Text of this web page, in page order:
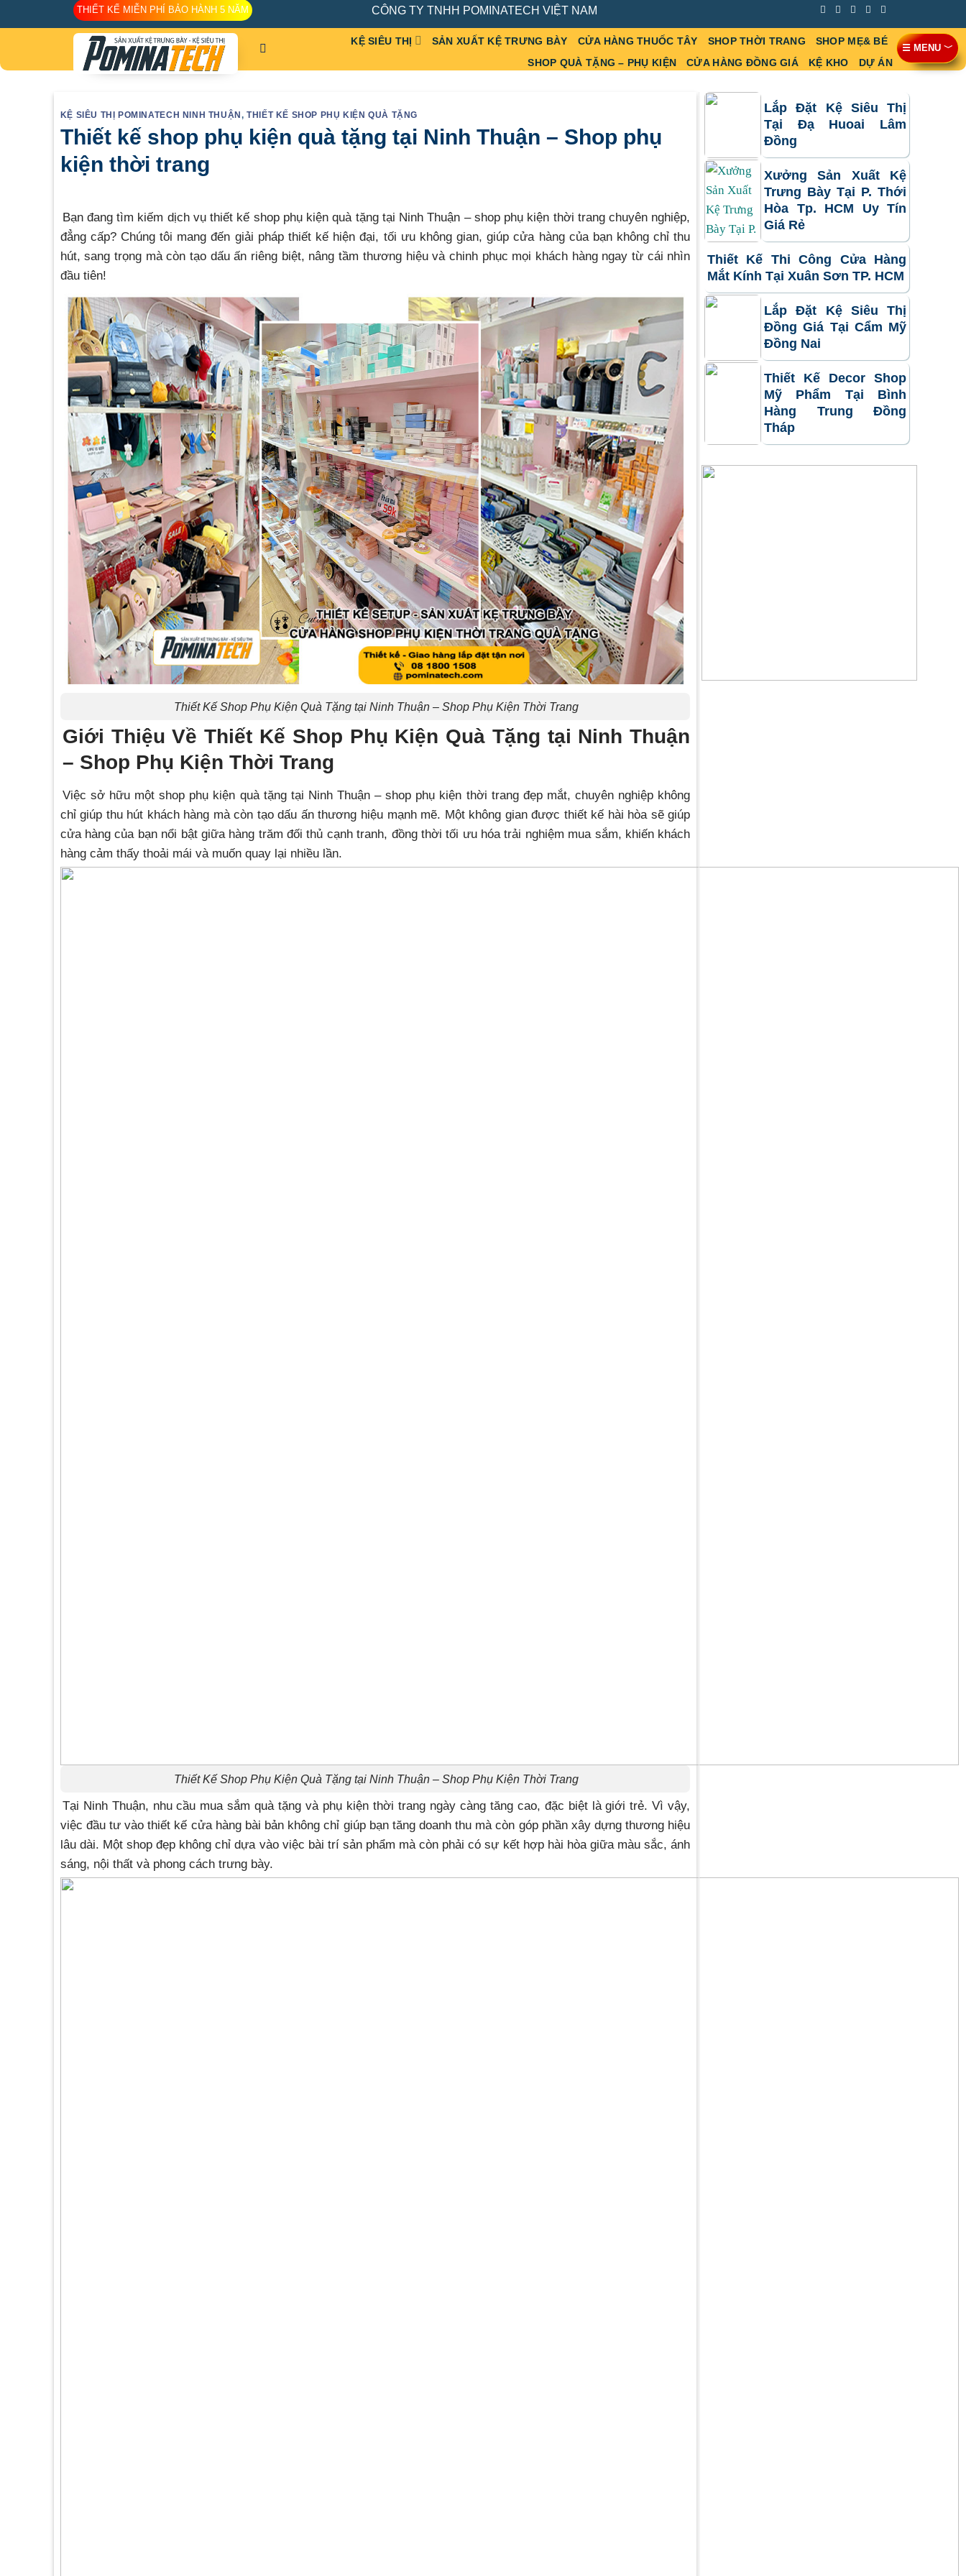
to
THIẾT KẾ MIỄN PHÍ BẢO HÀNH 5 NĂM CÔNG TY TNHH POMINATECH VIỆT NAM
KỆ SIÊU THỊ SẢN XUẤT KỆ TRƯNG BÀY CỬA HÀNG THUỐC TÂY SHOP THỜI TRANG
SHOP MẸ& BÉ
SHOP QUÀ TẶNG – PHỤ KIỆN
CỬA HÀNG ĐỒNG GIÁ KỆ KHO DỰ ÁN
KỆ SIÊU THỊ POMINATECH NINH THUẬN ,THIẾT KẾ SHOP PHỤ KIỆN QUÀ TẶNG
Thiết kế shop phụ kiện quà tặng tại Ninh Thuận – Shop phụ
kiện thời trang
Bạn đang tìm kiếm dịch vụ thiết kế shop phụ kiện quà tặng tại Ninh Thuận – shop phụ kiện thời trang chuyên nghiệp,
đẳng cấp? Chúng tôi mang đến giải pháp thiết kế hiện đại, tối ưu không gian, giúp cửa hàng của bạn không chỉ thu
hút, sang trọng mà còn tạo dấu ấn riêng biệt, nâng tầm thương hiệu và chinh phục mọi khách hàng ngay từ cái nhìn
đầu tiên!
Thiết Kế Shop Phụ Kiện Quà Tặng tại Ninh Thuận – Shop Phụ Kiện Thời Trang
Giới Thiệu Về Thiết Kế Shop Phụ Kiện Quà Tặng tại Ninh Thuận
– Shop Phụ Kiện Thời Trang
Việc sở hữu một shop phụ kiện quà tặng tại Ninh Thuận – shop phụ kiện thời trang đẹp mắt, chuyên nghiệp không
chỉ giúp thu hút khách hàng mà còn tạo dấu ấn thương hiệu mạnh mẽ. Một không gian được thiết kế hài hòa sẽ giúp
cửa hàng của bạn nổi bật giữa hàng trăm đối thủ cạnh tranh, đồng thời tối ưu hóa trải nghiệm mua sắm, khiến khách
hàng cảm thấy thoải mái và muốn quay lại nhiều lần.
Thiết Kế Shop Phụ Kiện Quà Tặng tại Ninh Thuận – Shop Phụ Kiện Thời Trang
Tại Ninh Thuận, nhu cầu mua sắm quà tặng và phụ kiện thời trang ngày càng tăng cao, đặc biệt là giới trẻ. Vì vậy,
việc đầu tư vào thiết kế cửa hàng bài bản không chỉ giúp bạn tăng doanh thu mà còn góp phần xây dựng thương hiệu
lâu dài. Một shop đẹp không chỉ dựa vào việc bài trí sản phẩm mà còn phải có sự kết hợp hài hòa giữa màu sắc, ánh
sáng, nội thất và phong cách trưng bày.
Lắp Đặt Kệ Siêu Thị
Tại Đạ Huoai Lâm
Đồng
Xưởng Sản Xuất Kệ
Trưng Bày Tại P. Thới
Hòa Tp. HCM Uy Tín
Giá Rẻ
Thiết Kế Thi Công Cửa Hàng
Mắt Kính Tại Xuân Sơn TP. HCM
Lắp Đặt Kệ Siêu Thị
Đồng Giá Tại Cẩm Mỹ
Đồng Nai
Thiết Kế Decor Shop
Mỹ Phẩm Tại Bình
Hàng Trung Đồng
Tháp
☰ MENU ﹀